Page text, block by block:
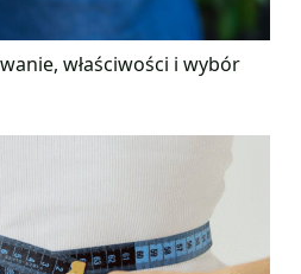
właściwości i wybór